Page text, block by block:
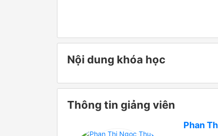
Nội dung khóa học
Thông tin giảng viên
Phan